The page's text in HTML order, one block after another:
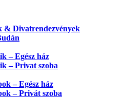
& Divatrendezvények
– Egész ház
– Privat szoba
– Egész ház
– Privát szoba